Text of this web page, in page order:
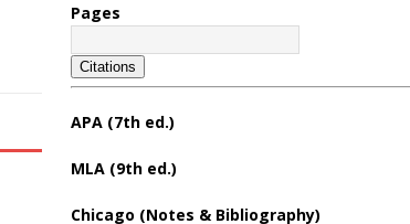
Pages
Citations
APA (7th ed.)
MLA (9th ed.)
Chicago (Notes & Bibliography)